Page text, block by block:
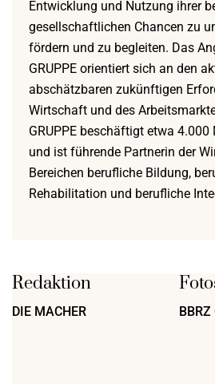
Entwicklung und Nutzung ihrer
gesellschaftlichen Chancen zu
fördern und zu begleiten. Das
GRUPPE orientiert sich an den
abschätzbaren zukünftigen
Wirtschaft und des
GRUPPE beschäftigt etwa
und ist führende Partnerin der
Bereichen berufliche Bildung,
Rehabilitation und berufliche
Redaktion
DIE MACHER